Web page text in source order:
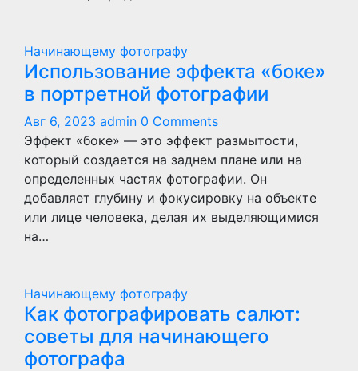
Начинающему фотографу
Использование эффекта «боке»
в портретной фотографии
Авг 6, 2023 admin 0 Comments
Эффект «боке» — это эффект размытости,
который создается на заднем плане или на
определенных частях фотографии. Он
добавляет глубину и фокусировку на объекте
или лице человека, делая их выделяющимися
на…
Начинающему фотографу
Как фотографировать салют:
советы для начинающего
фотографа